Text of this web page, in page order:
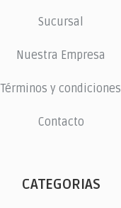
Sucursal
Nuestra Empresa
Términos y condiciones
Contacto
CATEGORIAS